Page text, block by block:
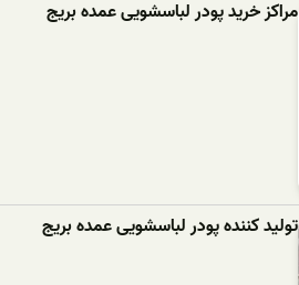
مراکز خرید پودر لباسشویی عمده بریج
تولید کننده پودر لباسشویی عمده بریج